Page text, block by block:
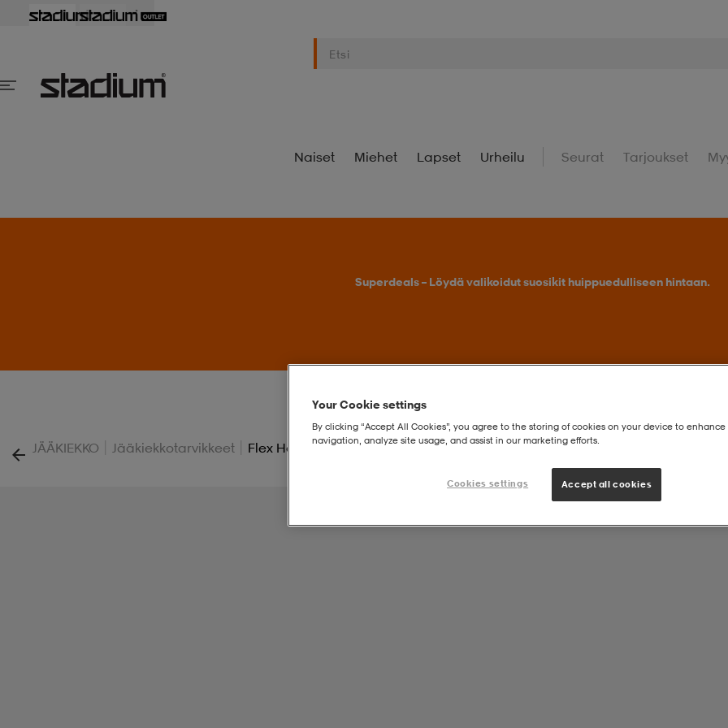
Naiset Miehet Lapset Urheilu Seurat Tarjoukset
Superdeals – Löydä valikoidut suosikit huippuedulliseen hintaan.
JÄÄKIEKKO | Jääkiekkotarvikkeet | Flex Hockey Sck Sr
Your Cookie settings
By clicking “Accept All Cookies”, you agree to the storing of cookies on your device to enhance
navigation, analyze site usage, and assist in our marketing efforts.
Cookies settings Accept all cookies